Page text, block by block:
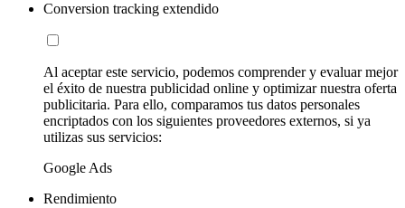
Conversion tracking extendido
Al aceptar este servicio, podemos comprender y evaluar mejor
el éxito de nuestra publicidad online y optimizar nuestra oferta
publicitaria. Para ello, comparamos tus datos personales
encriptados con los siguientes proveedores externos, si ya
utilizas sus servicios:
Google Ads
Rendimiento